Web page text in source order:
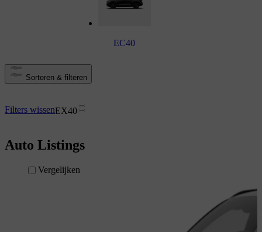
EC40
Sorteren & filteren
Filters wissenEX40
Auto Listings
Vergelijken